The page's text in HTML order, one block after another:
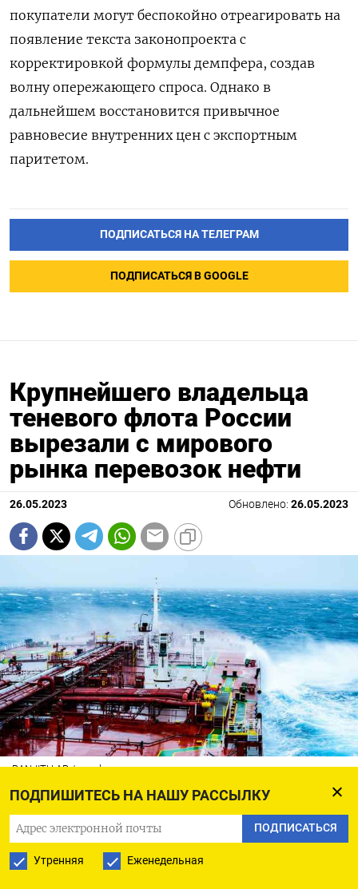
ПОДПИШИТЕСЬ НА НАШУ РАССЫЛКУ
ПОДПИСАТЬСЯ
Утренняя Еженедельная
покупатели могут беспокойно отреагировать на
появление текста законопроекта с
корректировкой формулы демпфера, создав
волну опережающего спроса. Однако в
дальнейшем восстановится привычное
равновесие внутренних цен с экспортным
паритетом.
ПОДПИСАТЬСЯ НА ТЕЛЕГРАМ
ПОДПИСАТЬСЯ В GOOGLE
Крупнейшего владельца
теневого флота России
вырезали с мирового
рынка перевозок нефти
26.05.2023 Обновлено: 26.05.2023
RANJITH AR / pexels
Западные страны продолжают усиливать
давление на «теневой флот» из десятков
танкеров, который возит российскую нефть